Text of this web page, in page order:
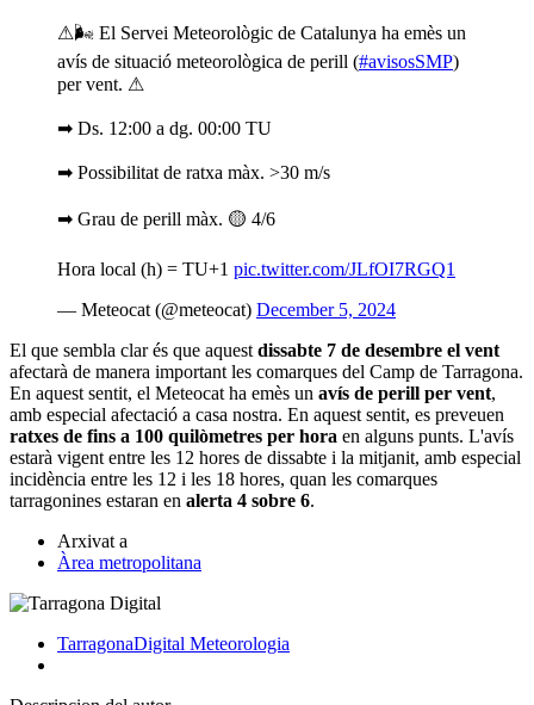
⚠🌬 El Servei Meteorològic de Catalunya ha emès un
avís de situació meteorològica de perill (#avisosSMP)
per vent. ⚠
➡ Ds. 12:00 a dg. 00:00 TU
➡ Possibilitat de ratxa màx. >30 m/s
➡ Grau de perill màx. 🟡 4/6
Hora local (h) = TU+1 pic.twitter.com/JLfOI7RGQ1
— Meteocat (@meteocat) December 5, 2024
El que sembla clar és que aquest dissabte 7 de desembre el vent
afectarà de manera important les comarques del Camp de Tarragona.
En aquest sentit, el Meteocat ha emès un avís de perill per vent,
amb especial afectació a casa nostra. En aquest sentit, es preveuen
ratxes de fins a 100 quilòmetres per hora en alguns punts. L'avís
estarà vigent entre les 12 hores de dissabte i la mitjanit, amb especial
incidència entre les 12 i les 18 hores, quan les comarques
tarragonines estaran en alerta 4 sobre 6.
Arxivat a
Àrea metropolitana
TarragonaDigital Meteorologia